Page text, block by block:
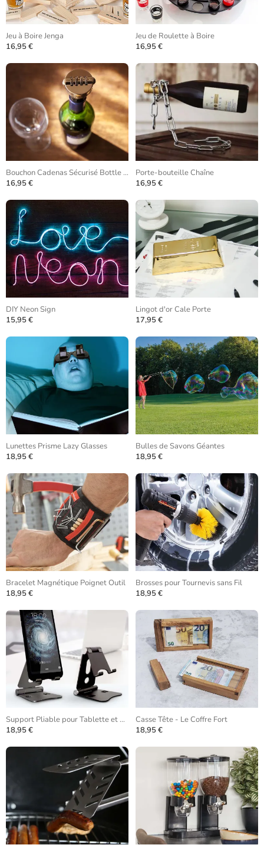
Jeu à Boire Jenga
16,95 €
Jeu de Roulette à Boire
16,95 €
Bouchon Cadenas Sécurisé Bottle Lock
16,95 €
Porte-bouteille Chaîne
16,95 €
DIY Neon Sign
15,95 €
Lingot d'or Cale Porte
17,95 €
Lunettes Prisme Lazy Glasses
18,95 €
Bulles de Savons Géantes
18,95 €
Bracelet Magnétique Poignet Outil
18,95 €
Brosses pour Tournevis sans Fil
18,95 €
Support Pliable pour Tablette et Téléphone
18,95 €
Casse Tête - Le Coffre Fort
18,95 €